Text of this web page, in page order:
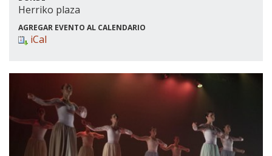
Herriko plaza
AGREGAR EVENTO AL CALENDARIO
iCal